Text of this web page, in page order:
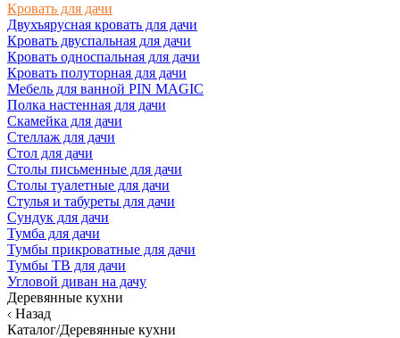
Кровать для дачи
Двухъярусная кровать для дачи
Кровать двуспальная для дачи
Кровать односпальная для дачи
Кровать полуторная для дачи
Мебель для ванной PIN MAGIC
Полка настенная для дачи
Скамейка для дачи
Стеллаж для дачи
Стол для дачи
Столы письменные для дачи
Столы туалетные для дачи
Стулья и табуреты для дачи
Сундук для дачи
Тумба для дачи
Тумбы прикроватные для дачи
Тумбы ТВ для дачи
Угловой диван на дачу
Деревянные кухни
Назад
Каталог/Деревянные кухни